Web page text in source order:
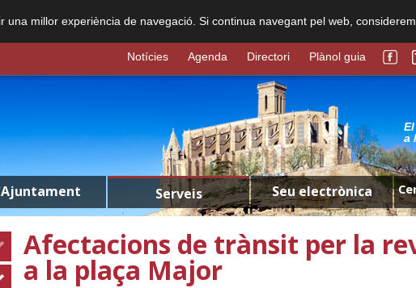
millor experiència de navegació. Si continua navegant pel web,
Notícies Agenda Directori Plànol guia
a
Serveis Seu electrònica
Afectacions de trànsit per la
a la plaça Major